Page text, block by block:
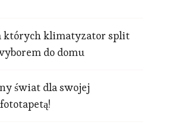
których klimatyzator split
do domu
świat dla swojej